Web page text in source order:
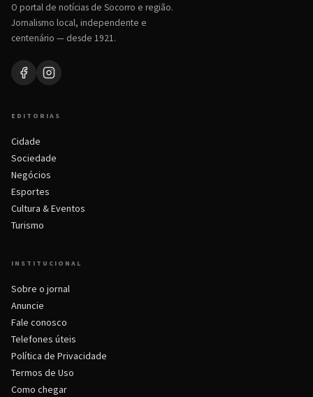
O portal de notícias de Socorro e região.
Jornalismo local, independente e
centenário — desde 1921.
EDITORIAS
Cidade
Sociedade
Negócios
Esportes
Cultura & Eventos
Turismo
INSTITUCIONAL
Sobre o jornal
Anuncie
Fale conosco
Telefones úteis
Política de Privacidade
Termos de Uso
Como chegar